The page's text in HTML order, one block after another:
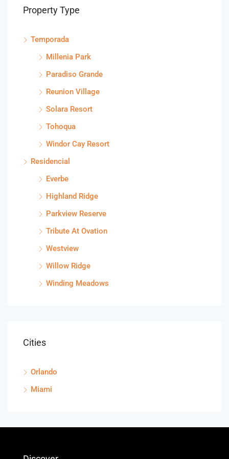
Property Type
Temporada
Millenia Park
Paradiso Grande
Reunion Village
Solara Resort
Tohoqua
Windor Cay Resort
Residencial
Everbe
Highland Ridge
Parkview Reserve
Tribute At Ovation
Westview
Willow Ridge
Winding Meadows
Cities
Orlando
Miami